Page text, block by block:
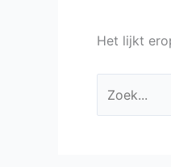
Het lijkt